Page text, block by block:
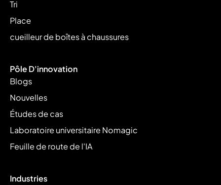
Tri
Place
cueilleur de boîtes à chaussures
Pôle D'innovation
Blogs
Nouvelles
Études de cas
Laboratoire universitaire Nomagic
Feuille de route de l'IA
Industries